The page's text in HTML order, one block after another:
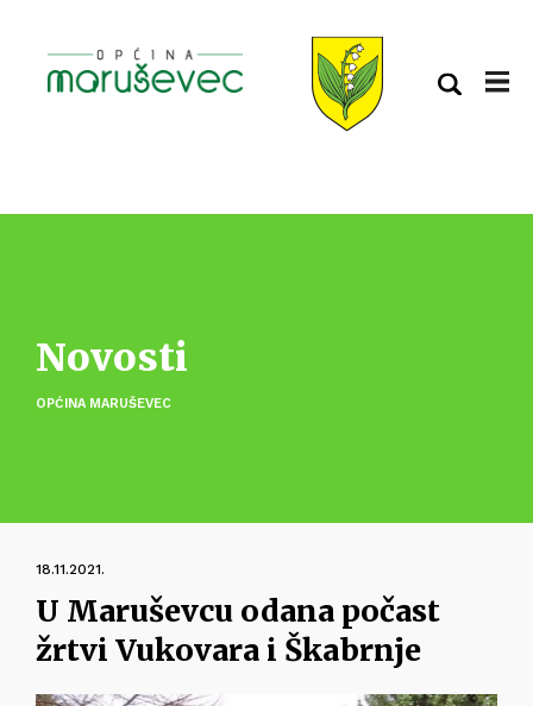
Novosti
OPĆINA MARUŠEVEC
18.11.2021.
U Maruševcu odana počast
žrtvi Vukovara i Škabrnje